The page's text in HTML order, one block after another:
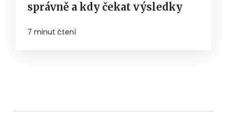
správně a kdy čekat výsledky
7 minut čtení